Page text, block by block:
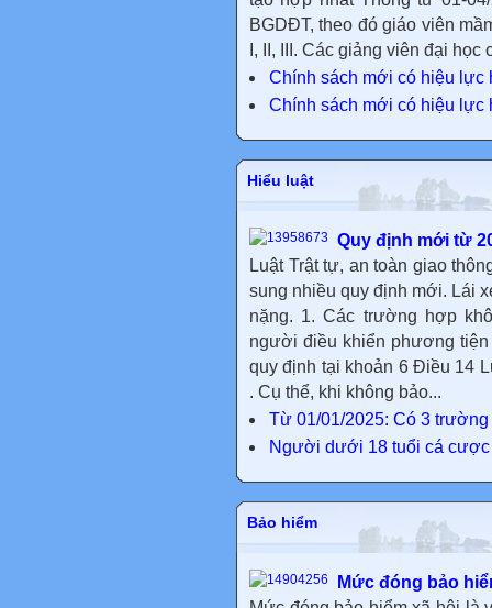
BGDĐT, theo đó giáo viên
I, II, III. Các giảng viên đại học
Chính sách mới có hiệu lực
Chính sách mới có hiệu lực
Hiểu luật
Quy định mới từ
Luật Trật tự, an toàn giao
sung nhiều quy định mới. Lái
nặng. 1. Các trường hợp
người điều khiển phương
quy định tại khoản 6 Điều 14
. Cụ thể, khi không bảo...
Từ 01/01/2025: Có 3
Người dưới 18 tuổi cá cược
Bảo hiểm
Mức đóng bảo